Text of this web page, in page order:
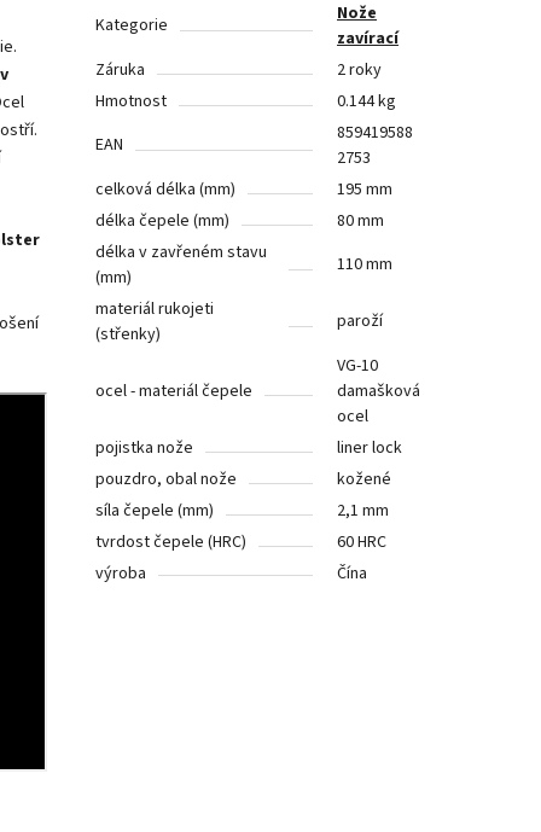
Kategorie
Nože
zavírací
Záruka
2 roky
Hmotnost
0.144 kg
EAN
859419588
2753
celková délka (mm)
195 mm
délka čepele (mm)
80 mm
délka v zavřeném stavu
(mm)
110 mm
materiál rukojeti
(střenky)
paroží
ocel - materiál čepele
VG-10
damašková
ocel
pojistka nože
liner lock
pouzdro, obal nože
kožené
síla čepele (mm)
2,1 mm
tvrdost čepele (HRC)
60 HRC
výroba
Čína